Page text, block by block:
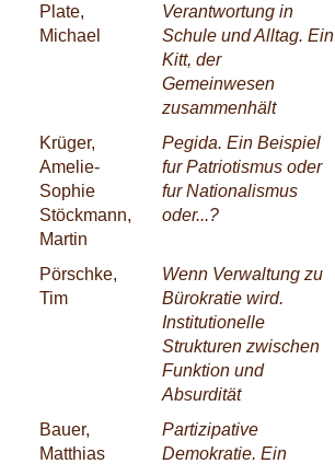
Plate,
Michael
Verantwortung in
Schule und Alltag. Ein
Kitt, der
Gemeinwesen
zusammenhält
Krüger,
Amelie-
Sophie
Stöckmann,
Martin
Pegida. Ein Beispiel
fur Patriotismus oder
fur Nationalismus
oder...?
Pörschke,
Tim
Wenn Verwaltung zu
Bürokratie wird.
Institutionelle
Strukturen zwischen
Funktion und
Absurdität
Bauer,
Matthias
Partizipative
Demokratie. Ein